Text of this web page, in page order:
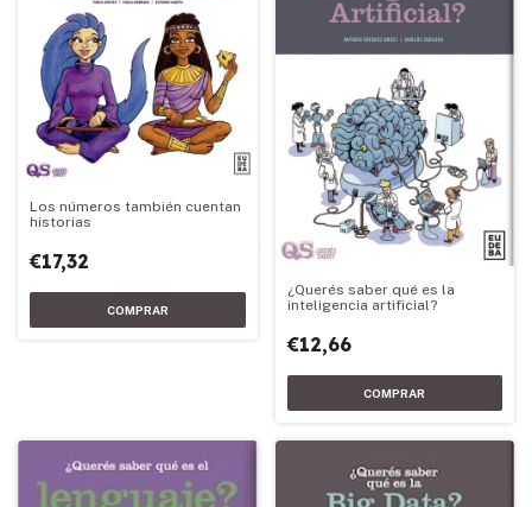
Los números también cuentan
historias
€17,32
¿Querés saber qué es la
inteligencia artificial?
€12,66